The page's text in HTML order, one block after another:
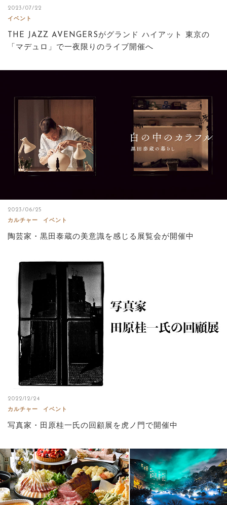
2023/07/22
イベント
THE JAZZ AVENGERSがグランド ハイアット 東京の
「マデュロ」で一夜限りのライブ開催へ
2023/06/25
カルチャー
イベント
陶芸家・黒田泰蔵の美意識を感じる展覧会が開催中
2022/12/24
カルチャー
イベント
写真家・田原桂一氏の回顧展を虎ノ門で開催中